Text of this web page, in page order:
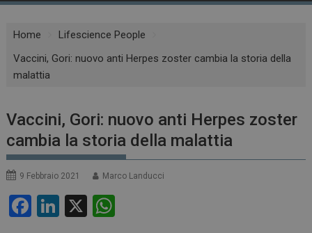
Home
Lifescience People
Vaccini, Gori: nuovo anti Herpes zoster cambia la storia della
malattia
Vaccini, Gori: nuovo anti Herpes zoster
cambia la storia della malattia
9 Febbraio 2021 Marco Landucci
F
Li X